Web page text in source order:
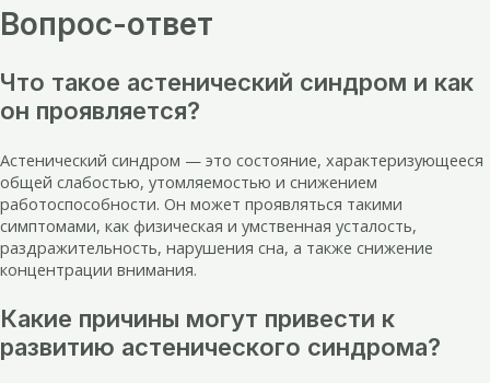
Вопрос-ответ
Что такое астенический синдром и как
он проявляется?
Астенический синдром — это состояние, характеризующееся
общей слабостью, утомляемостью и снижением
работоспособности. Он может проявляться такими
симптомами, как физическая и умственная усталость,
раздражительность, нарушения сна, а также снижение
концентрации внимания.
Какие причины могут привести к
развитию астенического синдрома?